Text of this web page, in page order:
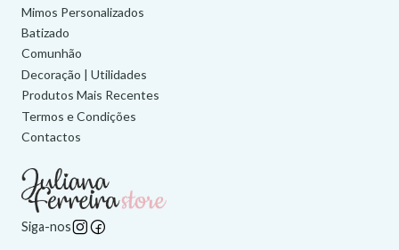
Mimos Personalizados
Batizado
Comunhão
Decoração | Utilidades
Produtos Mais Recentes
Termos e Condições
Contactos
Siga-nos